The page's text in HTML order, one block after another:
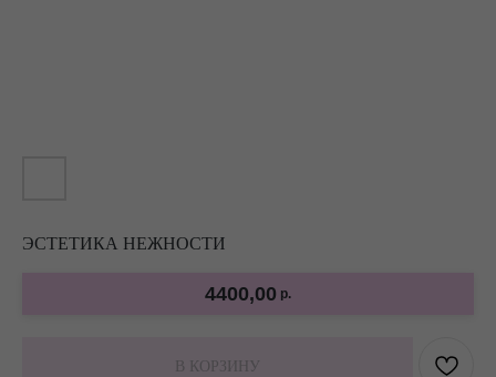
ЭСТЕТИКА НЕЖНОСТИ
4400,00 р.
В КОРЗИНУ